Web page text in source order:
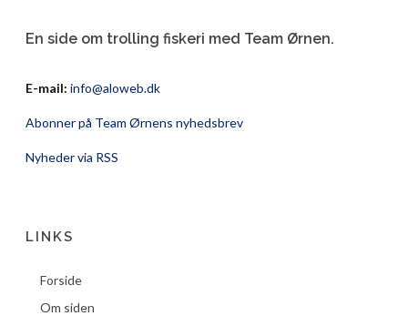
En side om trolling fiskeri med Team Ørnen.
E-mail: info@aloweb.dk
Abonner på Team Ørnens nyhedsbrev
Nyheder via RSS
LINKS
Forside
Om siden